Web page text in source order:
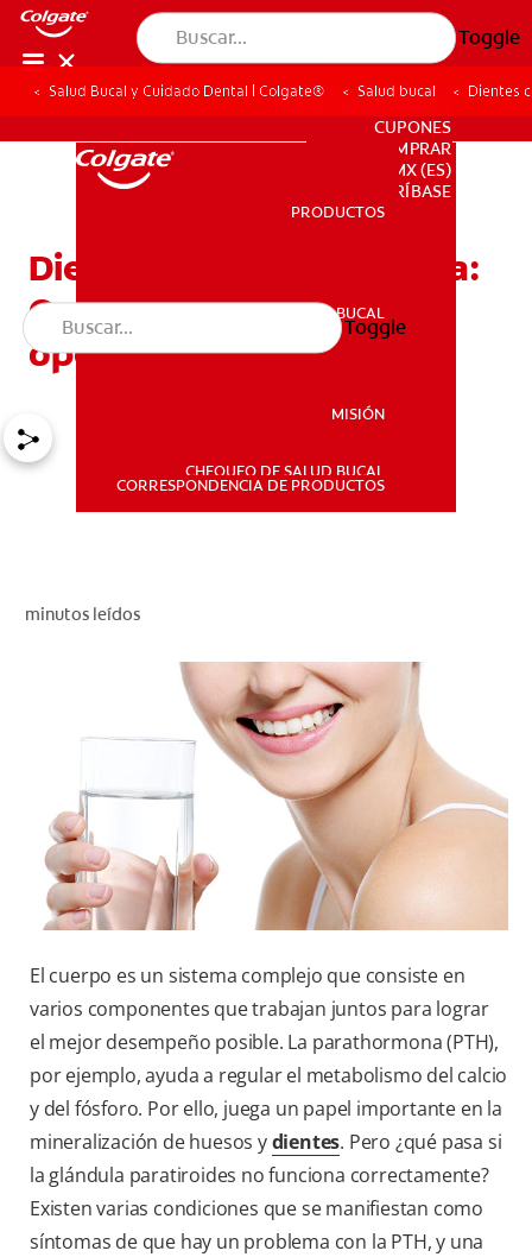
Toggle
PRODUCTOS
SALUD BUCAL
PARA PROFESIONALES
CUPONES
DONDE COMPRAR
PARA PROFESIONALES
CUPONES
DONDE COMPRAR
MX (ES)
SUSCRÍBASE
PRODUCTOS
SALUD BUCAL
MISIÓN
CHEQUEO DE SALUD BUCAL
CORRESPONDENCIA DE PRODUCTOS
Toggle
Salud Bucal y Cuidado Dental | Colgate® Salud bucal Dientes
Dientes con hipercalcemia:
Qué es y cuáles son las
opciones de tratamiento
minutos leídos
El cuerpo es un sistema complejo que consiste en
varios componentes que trabajan juntos para lograr
el mejor desempeño posible. La parathormona (PTH),
por ejemplo, ayuda a regular el metabolismo del calcio
y del fósforo. Por ello, juega un papel importante en la
mineralización de huesos ydientes. Pero ¿qué pasa si
la glándula paratiroides no funciona correctamente?
Existen varias condiciones que se manifiestan como
síntomas de que hay un problema con la PTH, y una